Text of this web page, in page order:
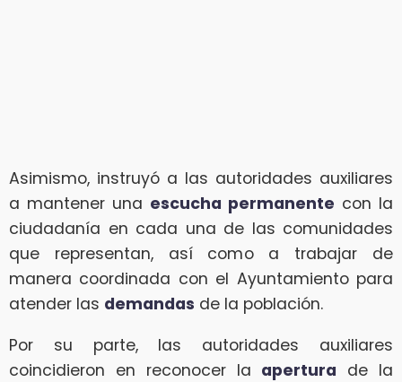
Asimismo, instruyó a las autoridades auxiliares
a mantener una escucha permanente con la
ciudadanía en cada una de las comunidades
que representan, así como a trabajar de
manera coordinada con el Ayuntamiento para
atender las demandas de la población.
Por su parte, las autoridades auxiliares
coincidieron en reconocer la apertura de la